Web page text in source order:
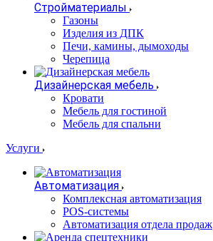
Стройматериалы
Газоны
Изделия из ДПК
Печи, камины, дымоходы
Черепица
Дизайнерская мебель
Кровати
Мебель для гостиной
Мебель для спальни
Услуги
Автоматизация
Комплексная автоматизация
POS-системы
Автоматизация отдела продаж